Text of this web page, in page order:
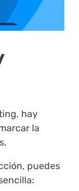
hay
la
puedes